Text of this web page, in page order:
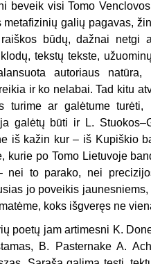
beveik visi Tomo
metafizinių galių pagavas,
raiškos būdų, dažnai
tekstų tekste,
autoriaus
ir ko nelabai. Tad kitu
turime ar galėtume
galėtų būti ir L.
iš kažin kur – iš Kupiškio
kurie po Tomo Lietuvoje
nei to parako, nei
jo poveikis
koks išgveręs ne
poetų jam artimesni K.
B. Pasternake A.